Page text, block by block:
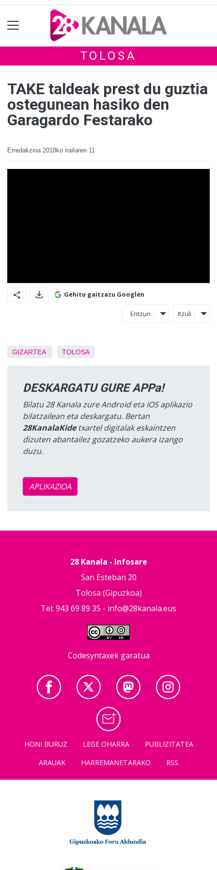
TOLOSA
TAKE taldeak prest du guztia
ostegunean hasiko den
Garagardo Festarako
Erredakzioa 2018ko irailaren 11
Gehitu gaitzazu Googlen
Entzun Itzuli
GIZARTEA TOLOSA
DESKARGATU GURE APPa!
Bilatu 28 Kanala zure Android eta iOS aplikazio
bilatzailean eta deskargatu. Bertan
28KanalaKidetxartel digitalak eskaintzen
dizuten abantailez gozatzeko aukera izango
duzu.
APLIKAZIOA
28 Kanala - Infosare
San Esteban 20
Tolosa (Gipuzkoa)
Tel: 943 69 89 35 - info@28kanala.eus
Codesyntaxek garatua
HONI BURUZ LEGE OHARRA
PUBLIZITATEA
ARAUAK
HARREMANETARAKO RSS